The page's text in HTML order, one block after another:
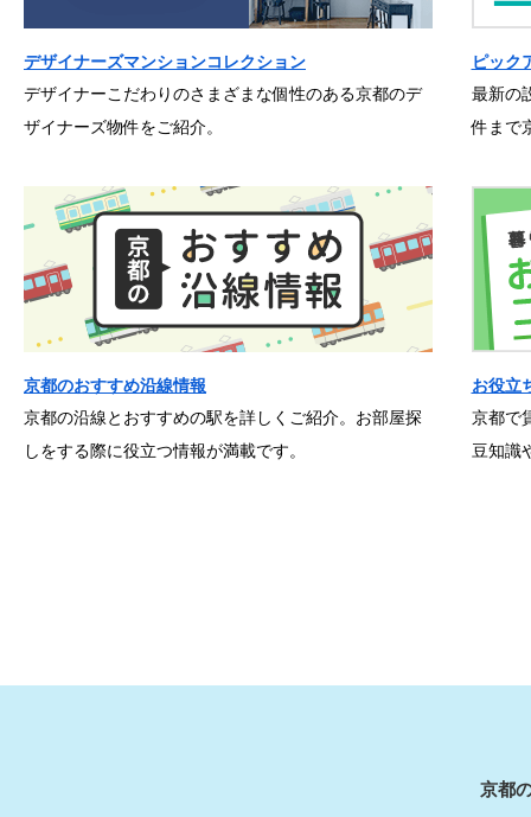
デザイナーズマンションコレクション
デザイナーこだわりのさまざまな個性のある京都のデ
ザイナーズ物件をご紹介。
ピック
最新の
件まで
京都のおすすめ沿線情報
京都の沿線とおすすめの駅を詳しくご紹介。お部屋探
しをする際に役立つ情報が満載です。
お役立
京都で
豆知識
京都